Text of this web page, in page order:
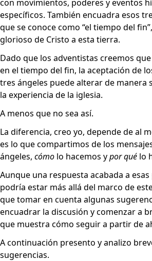
con movimientos, poderes y eventos
específicos. También encuadra esos
que se conoce como “el tiempo del
glorioso de Cristo a esta tierra.
Dado que los adventistas creemos
en el tiempo del fin, la aceptación de
tres ángeles puede alterar de manera
la experiencia de la iglesia.
A menos que no sea así.
La diferencia, creo yo, depende de al
es lo que compartimos de los
ángeles, cómo lo hacemos ypor qué lo
Aunque una respuesta acabada a
podría estar más allá del marco de
que tomar en cuenta algunas
encuadrar la discusión y comenzar a
que muestra cómo seguir a partir de
A continuación presento y analizo
sugerencias.